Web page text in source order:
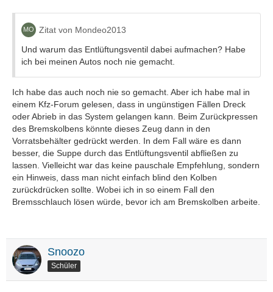
Zitat von Mondeo2013
Und warum das Entlüftungsventil dabei aufmachen? Habe
ich bei meinen Autos noch nie gemacht.
Ich habe das auch noch nie so gemacht. Aber ich habe mal in
einem Kfz-Forum gelesen, dass in ungünstigen Fällen Dreck
oder Abrieb in das System gelangen kann. Beim Zurückpressen
des Bremskolbens könnte dieses Zeug dann in den
Vorratsbehälter gedrückt werden. In dem Fall wäre es dann
besser, die Suppe durch das Entlüftungsventil abfließen zu
lassen. Vielleicht war das keine pauschale Empfehlung, sondern
ein Hinweis, dass man nicht einfach blind den Kolben
zurückdrücken sollte. Wobei ich in so einem Fall den
Bremsschlauch lösen würde, bevor ich am Bremskolben arbeite.
Snoozo
Schüler